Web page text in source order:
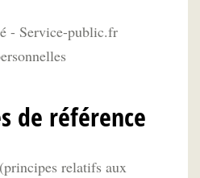
- Service-public.fr
de référence
relatifs aux